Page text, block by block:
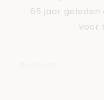
65 jaar geleden
voor